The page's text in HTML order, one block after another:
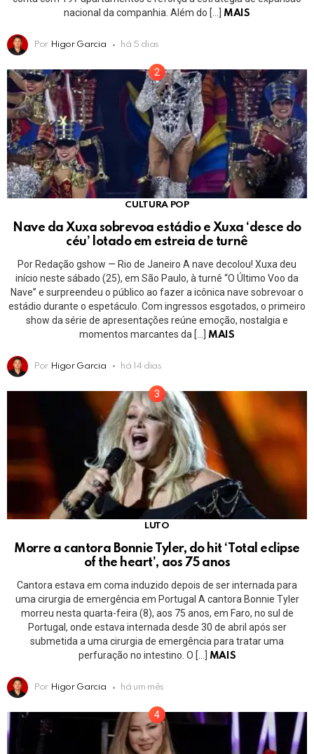
nacional da companhia. Além do […]
MAIS
Por Higor Garcia há 5 dias
CULTURA POP
Nave da Xuxa sobrevoa estádio e Xuxa ‘desce do
céu’ lotado em estreia de turnê
Por Redação gshow — Rio de Janeiro A nave decolou! Xuxa deu
início neste sábado (25), em São Paulo, à turnê “O Último Voo da
Nave” e surpreendeu o público ao fazer a icônica nave sobrevoar o
estádio durante o espetáculo. Com ingressos esgotados, o primeiro
show da série de apresentações reúne emoção, nostalgia e
momentos marcantes da […]
MAIS
Por Higor Garcia há 14 dias
LUTO
Morre a cantora Bonnie Tyler, do hit ‘Total eclipse
of the heart’, aos 75 anos
Cantora estava em coma induzido depois de ser internada para
uma cirurgia de emergência em Portugal A cantora Bonnie Tyler
morreu nesta quarta-feira (8), aos 75 anos, em Faro, no sul de
Portugal, onde estava internada desde 30 de abril após ser
submetida a uma cirurgia de emergência para tratar uma
perfuração no intestino. O […]
MAIS
Por Higor Garcia há um mês